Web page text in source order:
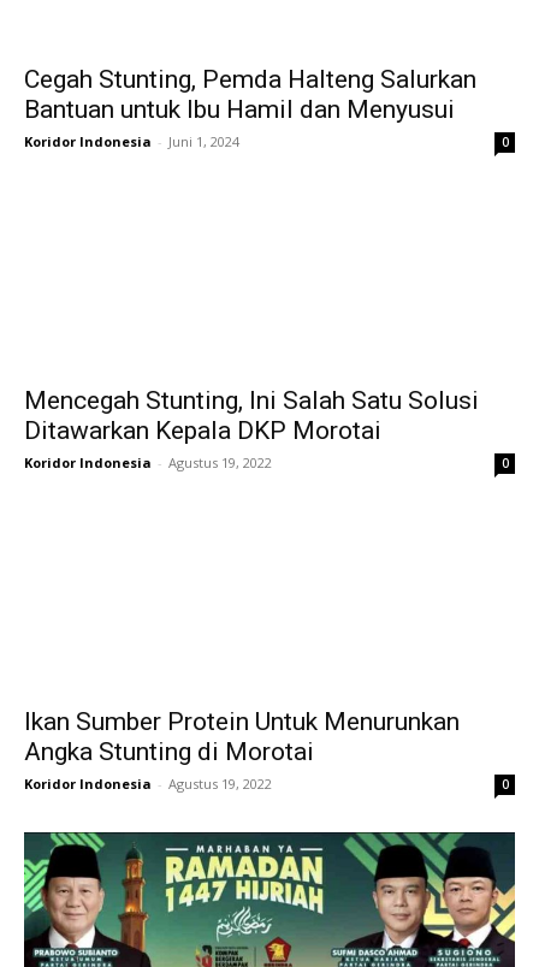
Cegah Stunting, Pemda Halteng Salurkan
Bantuan untuk Ibu Hamil dan Menyusui
Koridor Indonesia - Juni 1, 2024 0
Mencegah Stunting, Ini Salah Satu Solusi
Ditawarkan Kepala DKP Morotai
Koridor Indonesia - Agustus 19, 2022 0
Ikan Sumber Protein Untuk Menurunkan
Angka Stunting di Morotai
Koridor Indonesia - Agustus 19, 2022 0